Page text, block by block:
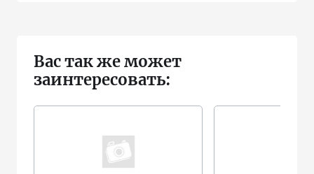
Вас так же может
заинтересовать: